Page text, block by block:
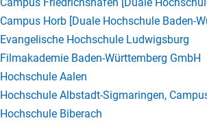
Campus Horb [Duale Hochschule Baden-
Evangelische Hochschule Ludwigsburg
Filmakademie Baden-Württemberg GmbH
Hochschule Aalen
Hochschule Albstadt-Sigmaringen,
Hochschule Biberach